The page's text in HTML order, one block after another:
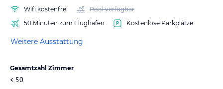
Wifi kostenfrei
Pool verfügbar
50 Minuten zum Flughafen
Kostenlose Parkplätze
Weitere Ausstattung
Gesamtzahl Zimmer
< 50